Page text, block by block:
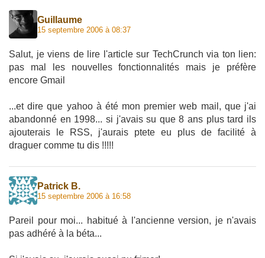
Guillaume
15 septembre 2006 à 08:37
Salut, je viens de lire l'article sur TechCrunch via ton lien:
pas mal les nouvelles fonctionnalités mais je préfère
encore Gmail
...et dire que yahoo à été mon premier web mail, que j'ai
abandonné en 1998... si j'avais su que 8 ans plus tard ils
ajouterais le RSS, j'aurais ptete eu plus de facilité à
draguer comme tu dis !!!!!
Patrick B.
15 septembre 2006 à 16:58
Pareil pour moi... habitué à l'ancienne version, je n'avais
pas adhéré à la béta...